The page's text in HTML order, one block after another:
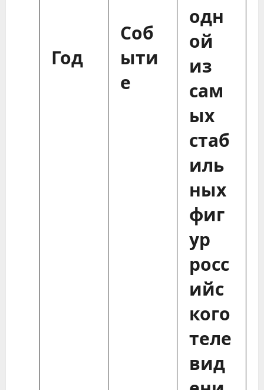
Год
Соб
ыти
е
одн
ой
из
сам
ых
стаб
иль
ных
фиг
ур
росс
ийс
кого
теле
вид